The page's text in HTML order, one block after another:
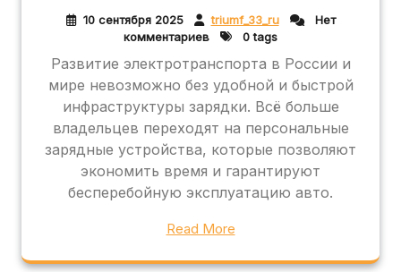
10 сентября 2025 triumf_33_ru
Нет
комментариев
0 tags
Развитие электротранспорта в России и
мире невозможно без удобной и быстрой
инфраструктуры зарядки. Всё больше
владельцев переходят на персональные
зарядные устройства, которые позволяют
экономить время и гарантируют
бесперебойную эксплуатацию авто.
Read More